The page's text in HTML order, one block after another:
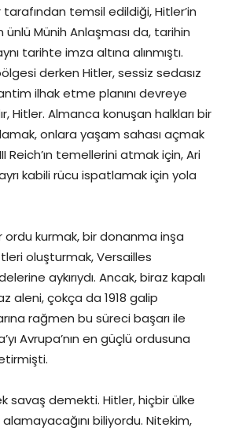
temsil edildiği, Hitler’in
Münih Anlaşması da, tarihin
tarihte imza altına alınmıştı.
derken Hitler, sessiz sedasız
ilhak etme planını devreye
Hitler. Almanca konuşan halkları bir
onlara yaşam sahası açmak
Reich’ın temellerini atmak için, Ari
kabili rücu ispatlamak için yola
ordu kurmak, bir donanma inşa
oluşturmak, Versailles
aykırıydı. Ancak, biraz kapalı
aleni, çokça da 1918 galip
rağmen bu süreci başarı ile
Avrupa’nın en güçlü ordusuna
savaş demekti. Hitler, hiçbir ülke
biliyordu. Nitekim,